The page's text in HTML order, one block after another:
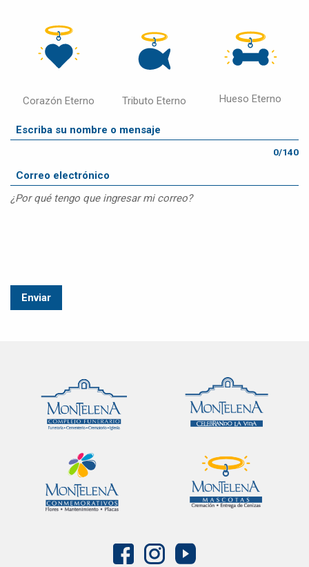
Corazón Eterno Tributo Eterno Hueso Eterno
0/140
¿Por qué tengo que ingresar mi correo?